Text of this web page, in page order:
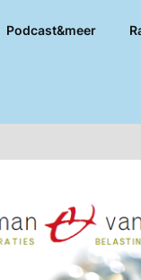
Podcast&meer